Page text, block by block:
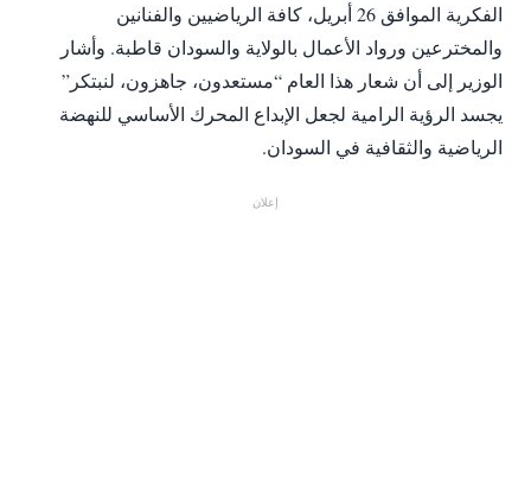
الفكرية الموافق 26 أبريل، كافة الرياضيين والفنانين
والمخترعين ورواد الأعمال بالولاية والسودان قاطبة. وأشار
الوزير إلى أن شعار هذا العام “مستعدون، جاهزون، لنبتكر”
يجسد الرؤية الرامية لجعل الإبداع المحرك الأساسي للنهضة
الرياضية والثقافية في السودان.
إعلان